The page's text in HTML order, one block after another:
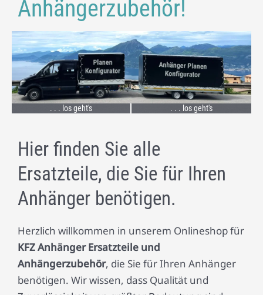
Anhängerzubehör!
. . . los geht's . . . los geht's
Hier finden Sie alle
Ersatzteile, die Sie für Ihren
Anhänger benötigen.
Herzlich willkommen in unserem Onlineshop für
KFZ Anhänger Ersatzteile und
Anhängerzubehör, die Sie für Ihren Anhänger
benötigen. Wir wissen, dass Qualität und